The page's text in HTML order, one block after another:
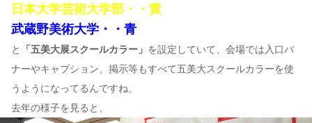
日本大学芸術大学部・・黄
武蔵野美術大学・・青
と 「五美大展スクールカラー」 を設定していて、会場では入口バ
ナーやキャプション、掲示等もすべて五美大スクールカラーを使
うようになってるんですね。
去年の様子を見ると、